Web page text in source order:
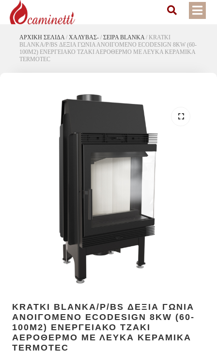
ΑΡΧΙΚΉ ΣΕΛΊΔΑ / ΧΑΛΥΒΑΣ- / ΣΕΙΡΑ BLANKA / KRATKI
BLANKA/P/BS ΔΕΞΙΑ ΓΩΝΙΑ ΑΝΟΙΓΟΜΕΝΟ ECODESIGN 8KW (60-
100M2) ΕΝΕΡΓΕΙΑΚΟ ΤΖΑΚΙ ΑΕΡΟΘΕΡΜΟ ΜΕ ΛΕΥΚΑ ΚΕΡΑΜΙΚΑ
TERMOTEC
KRATKI BLANKA/P/BS ΔΕΞΙΑ ΓΩΝΙΑ
ΑΝΟΙΓΟΜΕΝΟ ECODESIGN 8KW (60-
100M2) ΕΝΕΡΓΕΙΑΚΟ ΤΖΑΚΙ
ΑΕΡΟΘΕΡΜΟ ΜΕ ΛΕΥΚΑ ΚΕΡΑΜΙΚΑ
TERMOTEC